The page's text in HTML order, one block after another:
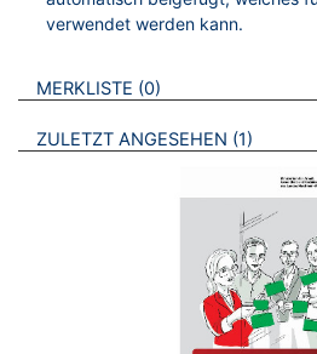
verwendet werden kann.
VERWEISE AUF VERMERKTE-
MERKLISTE 0 BROSCHÜREN
ZULETZT ANGESEHEN 1